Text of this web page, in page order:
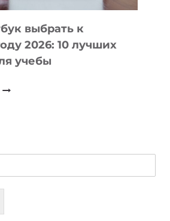
выбрать к
2026: 10 лучших
учебы
КАКОЙ